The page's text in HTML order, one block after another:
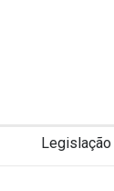
Legislação